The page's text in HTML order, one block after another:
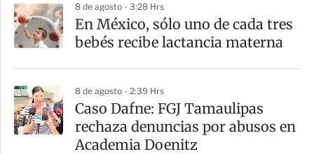
a
r
i
r
8 de agosto - 3:28 Hrs
En México, sólo uno de cada tres
bebés recibe lactancia materna
8 de agosto - 2:39 Hrs
Caso Dafne: FGJ Tamaulipas
rechaza denuncias por abusos en
Academia Doenitz